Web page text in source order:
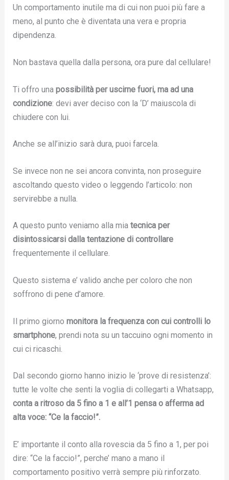
Un comportamento inutile ma di cui non puoi più fare a
meno, al punto che è diventata una vera e propria
dipendenza.
Non bastava quella dalla persona, ora pure dal cellulare!
Ti offro una possibilità per uscirne fuori, ma ad una
condizione: devi aver deciso con la ‘D’ maiuscola di
chiudere con lui.
Anche se all’inizio sarà dura, puoi farcela.
Se invece non ne sei ancora convinta, non proseguire
ascoltando questo video o leggendo l’articolo: non
servirebbe a nulla.
A questo punto veniamo alla mia tecnica per
disintossicarsi dalla tentazione di controllare
frequentemente il cellulare.
Questo sistema e’ valido anche per coloro che non
soffrono di pene d’amore.
Il primo giorno monitora la frequenza con cui controlli lo
smartphone, prendi nota su un taccuino ogni momento in
cui ci ricaschi.
Dal secondo giorno hanno inizio le ‘prove di resistenza’:
tutte le volte che senti la voglia di collegarti a Whatsapp,
conta a ritroso da 5 fino a 1 e all’1 pensa o afferma ad
alta voce: “Ce la faccio!”.
E’ importante il conto alla rovescia da 5 fino a 1, per poi
dire: “Ce la faccio!”, perche’ mano a mano il
comportamento positivo verrà sempre più rinforzato.